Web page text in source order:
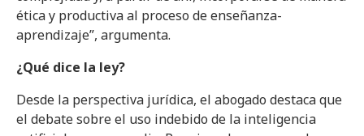
ética y productiva al proceso de enseñanza-
aprendizaje”, argumenta.
¿Qué dice la ley?
Desde la perspectiva jurídica, el abogado destaca que
el debate sobre el uso indebido de la inteligencia